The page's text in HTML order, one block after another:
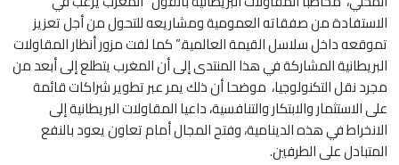
الاستفادة من صفقاته العمومية ومشاريعه للتحول من أجل تعزيز
تموقعه داخل سلاسل القيمة العالمية.” كما لفت مزور أنظار المقاولات
البريطانية المشاركة في هذا المنتدى إلى أن المغرب يتطلع إلى أبعد من
مجرد نقل التكنولوجيا، موضحا أن ذلك يمر عبر تطوير شراكات قائمة
على الاستثمار والابتكار والتنافسية، داعيا المقاولات البريطانية إلى
الانخراط في هذه الدينامية، وفتح المجال أمام تعاون يعود بالنفع
المتبادل على الطرفين.